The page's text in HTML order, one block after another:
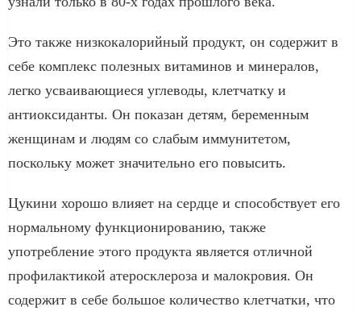
Это также низкокалорийный продукт, он содержит в
себе комплекс полезных витаминов и минералов,
легко усваивающиеся углеводы, клетчатку и
антиоксиданты. Он показан детям, беременным
женщинам и людям со слабым иммунитетом,
поскольку может значительно его повысить.
Цукини хорошо влияет на сердце и способствует его
нормальному функционированию, также
употребление этого продукта является отличной
профилактикой атеросклероза и малокровия. Он
содержит в себе большое количество клетчатки, что